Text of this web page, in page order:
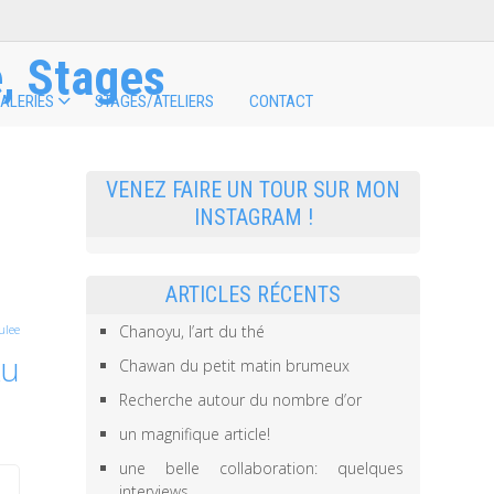
Stages
STAGES/ATELIERS CONTACT
VENEZ FAIRE UN TOUR SUR MON
INSTAGRAM !
ARTICLES RÉCENTS
Chanoyu, l’art du thé
Chawan du petit matin brumeux
Recherche autour du nombre d’or
un magnifique article!
une belle collaboration: quelques